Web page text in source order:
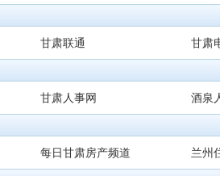
甘肃联通 甘肃
甘肃人事网 酒泉
每日甘肃房产频道 兰州